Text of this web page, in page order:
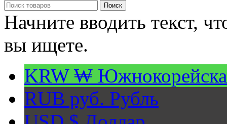
Поиск
Начните вводить текст,
вы ищете.
KRW ₩
RUB руб. Рубль